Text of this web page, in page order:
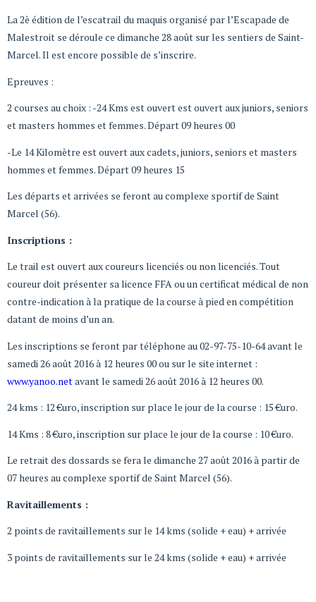
La 2è édition de l’escatrail du maquis organisé par l’Escapade de
Malestroit se déroule ce dimanche 28 août sur les sentiers de Saint-
Marcel. Il est encore possible de s’inscrire.
Epreuves :
2 courses au choix : -24 Kms est ouvert est ouvert aux juniors, seniors
et masters hommes et femmes. Départ 09 heures 00
-Le 14 Kilomètre est ouvert aux cadets, juniors, seniors et masters
hommes et femmes. Départ 09 heures 15
Les départs et arrivées se feront au complexe sportif de Saint
Marcel (56).
Inscriptions :
Le trail est ouvert aux coureurs licenciés ou non licenciés. Tout
coureur doit présenter sa licence FFA ou un certificat médical de non
contre-indication à la pratique de la course à pied en compétition
datant de moins d’un an.
Les inscriptions se feront par téléphone au 02-97-75-10-64 avant le
samedi 26 août 2016 à 12 heures 00 ou sur le site internet :
www.yanoo.netavant le samedi 26 août 2016 à 12 heures 00.
24 kms : 12 €uro, inscription sur place le jour de la course : 15 €uro.
14 Kms : 8 €uro, inscription sur place le jour de la course : 10 €uro.
Le retrait des dossards se fera le dimanche 27 août 2016 à partir de
07 heures au complexe sportif de Saint Marcel (56).
Ravitaillements :
2 points de ravitaillements sur le 14 kms (solide + eau) + arrivée
3 points de ravitaillements sur le 24 kms (solide + eau) + arrivée